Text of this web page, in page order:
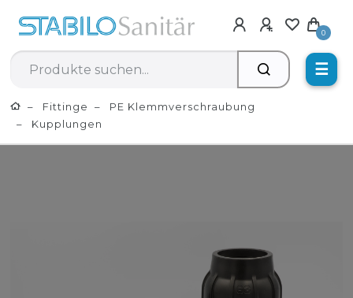
0
☰
Fittinge
PE Klemmverschraubung
Kupplungen